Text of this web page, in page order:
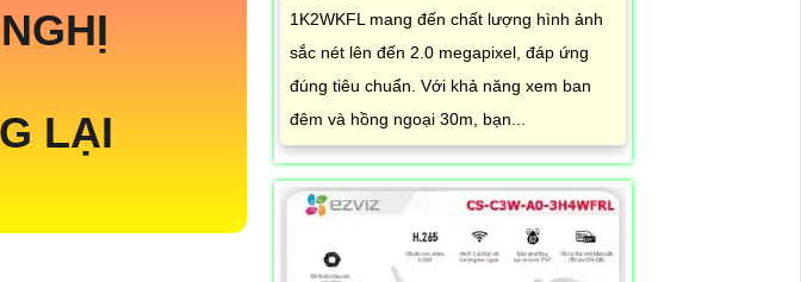
LẠI
1K2WKFL mang đến chất lượng hình ảnh
sắc nét lên đến 2.0 megapixel, đáp ứng
đúng tiêu chuẩn. Với khả năng xem ban
đêm và hồng ngoại 30m, bạn...